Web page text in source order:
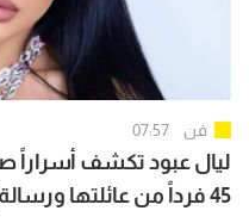
فن 07:57
ليال عبود تكشف أسراراً
45 فرداً من عائلتها ورسالة إلى فضل شاكر